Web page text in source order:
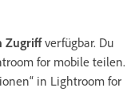
Zugriffverfügbar. Du
for mobile teilen.
in Lightroom for